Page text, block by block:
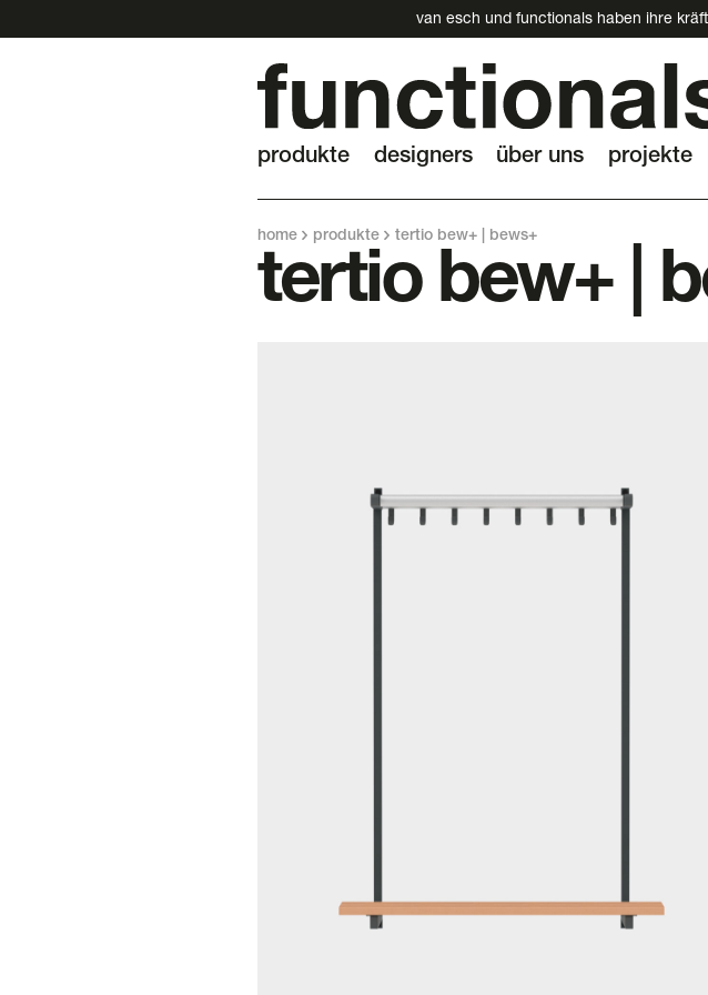
van esch und functionals haben ihre
produkte designers über uns projekte
home produkte tertio bew+ | bews+
tertio bew+ |